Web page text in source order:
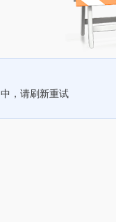
，请刷新重试